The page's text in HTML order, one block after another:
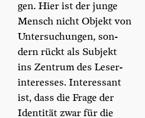
gen. Hier ist der jun­ge
Mensch nicht Objekt von
Unter­su­chun­gen, son­
dern rückt als Sub­jekt
ins Zen­trum des Leser­
inter­es­ses. Inter­es­sant
ist, dass die Fra­ge der
Iden­ti­tät zwar für die